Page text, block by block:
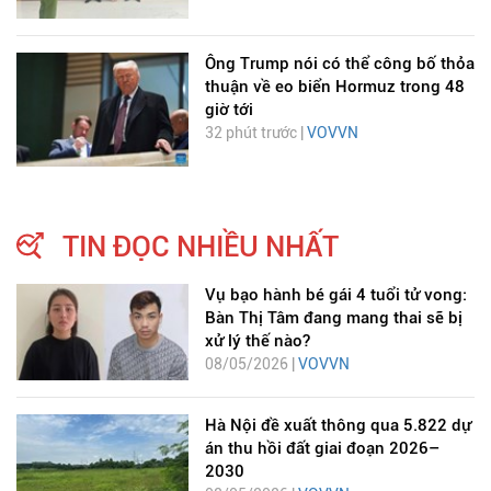
Ông Trump nói có thể công bố thỏa
thuận về eo biển Hormuz trong 48
giờ tới
32 phút trước | VOVVN
TIN ĐỌC NHIỀU NHẤT
Vụ bạo hành bé gái 4 tuổi tử vong:
Bàn Thị Tâm đang mang thai sẽ bị
xử lý thế nào?
08/05/2026 | VOVVN
Hà Nội đề xuất thông qua 5.822 dự
án thu hồi đất giai đoạn 2026–
2030